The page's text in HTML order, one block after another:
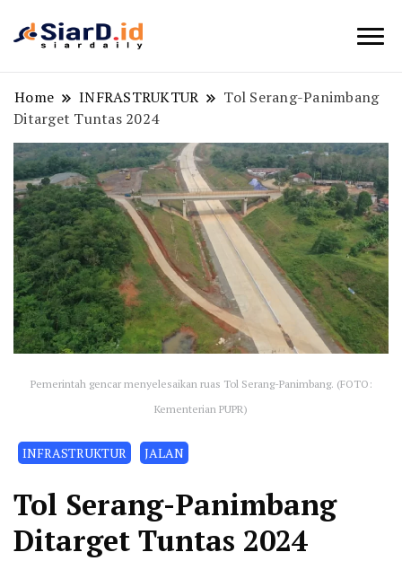
Home INFRASTRUKTUR
Tol Serang-Panimbang
Ditarget Tuntas 2024
Pemerintah gencar menyelesaikan ruas Tol Serang-Panimbang. (FOTO:
Kementerian PUPR)
INFRASTRUKTUR JALAN
Tol Serang-Panimbang
Ditarget Tuntas 2024